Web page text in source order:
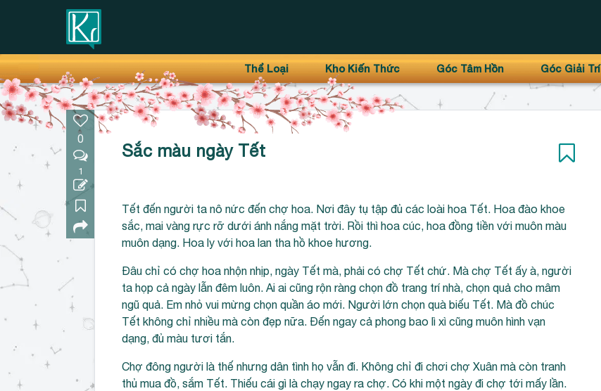
qua
Thanh điều hướng trên
Thể Loại Kho Kiến Thức Góc Tâm Hồn Góc Giải Trí
0
1
Sắc màu ngày Tết
Tết đến người ta nô nức đến chợ hoa. Nơi đây tụ tập đủ các loài hoa Tết. Hoa đào khoe
sắc, mai vàng rực rỡ dưới ánh nắng mặt trời. Rồi thì hoa cúc, hoa đồng tiền với muôn màu
muôn dạng. Hoa ly với hoa lan tha hồ khoe hương.
Đâu chỉ có chợ hoa nhộn nhịp, ngày Tết mà, phải có chợ Tết chứ. Mà chợ Tết ấy à, người
ta họp cả ngày lẫn đêm luôn. Ai ai cũng rộn ràng chọn đồ trang trí nhà, chọn quả cho mâm
ngũ quả. Em nhỏ vui mừng chọn quần áo mới. Người lớn chọn quà biếu Tết. Mà đồ chúc
Tết không chỉ nhiều mà còn đẹp nữa. Đến ngay cả phong bao lì xì cũng muôn hình vạn
dạng, đủ màu tươi tắn.
Chợ đông người là thế nhưng dân tình họ vẫn đi. Không chỉ đi chơi chợ Xuân mà còn tranh
thủ mua đồ, sắm Tết. Thiếu cái gì là chạy ngay ra chợ. Có khi một ngày đi chợ tới mấy lần.